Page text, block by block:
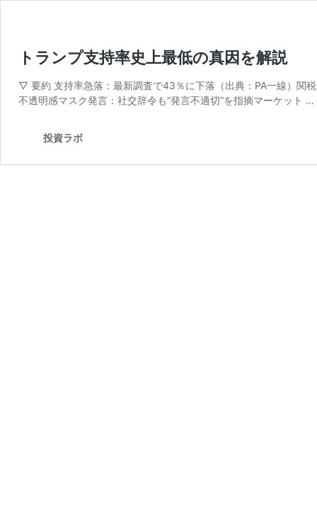
トランプ支持率史上最低の真因を解説
▽ 要約 支持率急落：最新調査で43％に下落（出典：PA一線）関
不透明感マスク発言：社交辞令も“発言不適切”を指摘マーケット …
投資ラボ